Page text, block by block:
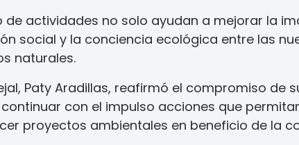
actividades no solo ayudan a mejorar la
social y la conciencia ecológica entre las
naturales.
Paty Aradillas, reafirmó el compromiso de
continuar con el impulso acciones que
proyectos ambientales en beneficio de la